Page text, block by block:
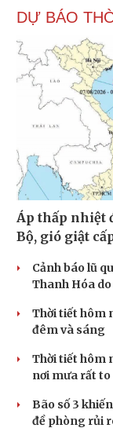
DỰ BÁO
Áp thấp nhiệt
Bộ, gió giật
Cảnh báo lũ
Thanh Hóa
Thời tiết hôm
đêm và sáng
Thời tiết hôm
nơi mưa rất to
Bão số 3
đề phòng rủi